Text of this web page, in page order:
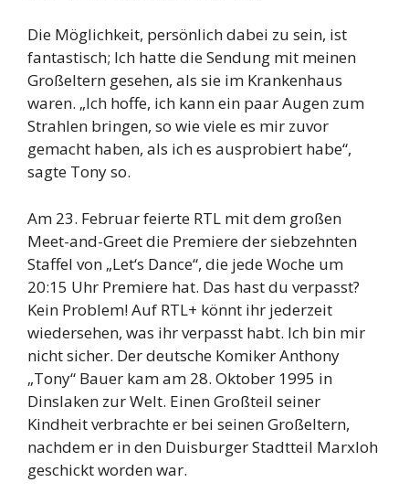
Die Möglichkeit, persönlich dabei zu sein, ist
fantastisch; Ich hatte die Sendung mit meinen
Großeltern gesehen, als sie im Krankenhaus
waren. „Ich hoffe, ich kann ein paar Augen zum
Strahlen bringen, so wie viele es mir zuvor
gemacht haben, als ich es ausprobiert habe“,
sagte Tony so.
Am 23. Februar feierte RTL mit dem großen
Meet-and-Greet die Premiere der siebzehnten
Staffel von „Let‘s Dance“, die jede Woche um
20:15 Uhr Premiere hat. Das hast du verpasst?
Kein Problem! Auf RTL+ könnt ihr jederzeit
wiedersehen, was ihr verpasst habt. Ich bin mir
nicht sicher. Der deutsche Komiker Anthony
„Tony“ Bauer kam am 28. Oktober 1995 in
Dinslaken zur Welt. Einen Großteil seiner
Kindheit verbrachte er bei seinen Großeltern,
nachdem er in den Duisburger Stadtteil Marxloh
geschickt worden war.